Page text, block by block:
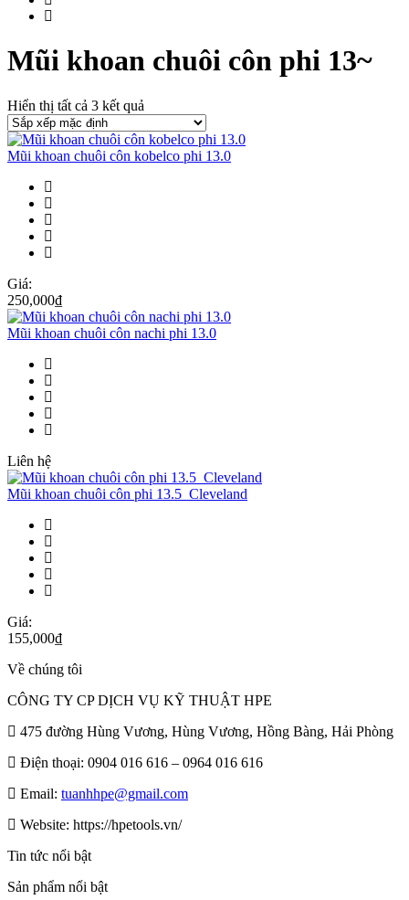
Mũi khoan chuôi côn phi 13~
Hiển thị tất cả 3 kết quả
Mũi khoan chuôi côn kobelco phi 13.0
Giá:
250,000₫
Mũi khoan chuôi côn nachi phi 13.0
Liên hệ
Mũi khoan chuôi côn phi 13.5_Cleveland
Giá:
155,000₫
Về chúng tôi
CÔNG TY CP DỊCH VỤ KỸ THUẬT HPE
475 đường Hùng Vương, Hùng Vương, Hồng Bàng, Hải Phòng
Điện thoại: 0904 016 616 – 0964 016 616
Email: tuanhhpe@gmail.com
Website: https://hpetools.vn/
Tin tức nổi bật
Sản phẩm nổi bật